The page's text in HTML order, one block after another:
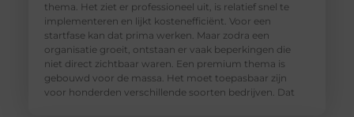
thema. Het ziet er professioneel uit, is relatief snel te
implementeren en lijkt kostenefficiënt. Voor een
startfase kan dat prima werken. Maar zodra een
organisatie groeit, ontstaan er vaak beperkingen die
niet direct zichtbaar waren. Een premium thema is
gebouwd voor de massa. Het moet toepasbaar zijn
voor honderden verschillende soorten bedrijven. Dat